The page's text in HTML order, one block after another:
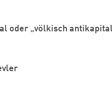
oder „völkisch